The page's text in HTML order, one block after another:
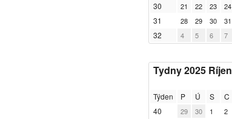
30 21 22 23 24
31 28 29 30 31
32 4 5 6 7
Tydny 2025 Ríjen
Týden P Ú S C
40
29 30 1 2